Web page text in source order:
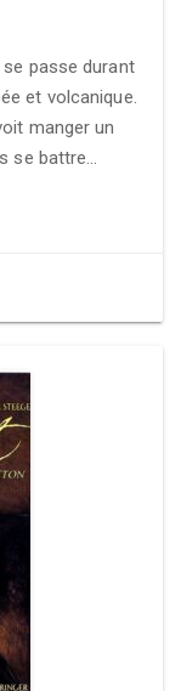
se passe durant
et volcanique.
manger un
se battre…